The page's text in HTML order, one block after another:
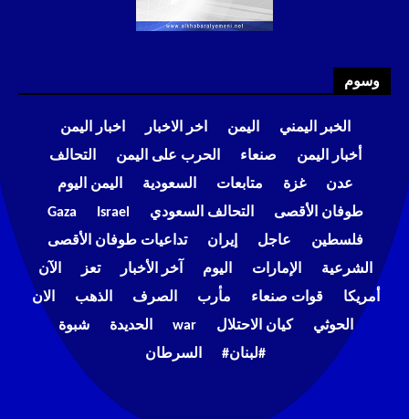
وسوم
الخبر اليمني اليمن اخر الاخبار
اخبار اليمن
أخبار اليمن
صنعاء الحرب على اليمن
التحالف
عدن
غزة متابعات السعودية
اليمن اليوم
طوفان الأقصى
التحالف السعودي Israel
Gaza
فلسطين
عاجل إيران
تداعيات طوفان الأقصى
الشرعية
الإمارات اليوم آخر الأخبار تعز
الآن
أمريكا
قوات صنعاء مأرب الصرف الذهب
الان
الحوثي
كيان الاحتلال war الحديدة
شبوة
#لبنان#
السرطان